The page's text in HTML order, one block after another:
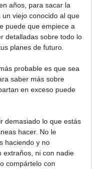
años, para sacar la
viejo conocido al que
puede que empiece a
detalladas sobre todo lo
planes de futuro.
probable es que sea
saber más sobre
en exceso puede
demasiado lo que estás
hacer. No le
haciendo y no
extraños, ni con nadie
compártelo con